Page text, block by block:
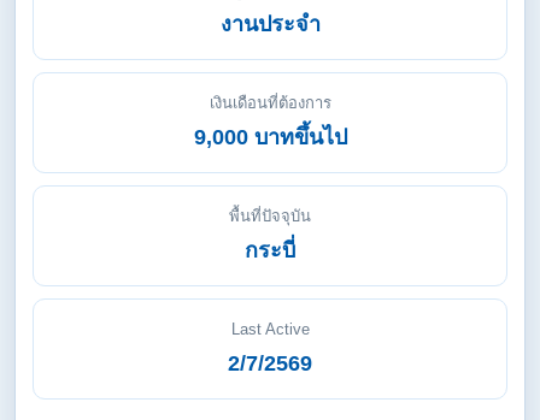
งานประจำ
เงินเดือนที่ต้องการ
9,000 บาทขึ้นไป
พื้นที่ปัจจุบัน
กระบี่
Last Active
2/7/2569